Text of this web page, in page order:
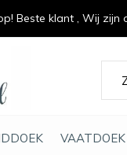
VAATDOEK
duurzaam en met
Beste klant , Wij zijn